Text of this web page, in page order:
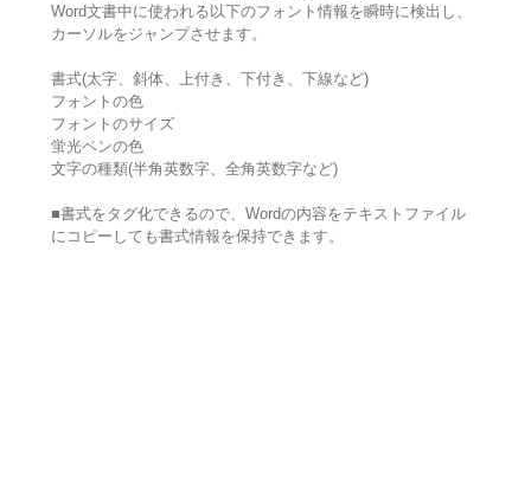
Word文書中に使われる以下のフォント情報を瞬時に検出し、
カーソルをジャンプさせます。
書式(太字、斜体、上付き、下付き、下線など)
フォントの色
フォントのサイズ
蛍光ペンの色
文字の種類(半角英数字、全角英数字など)
■書式をタグ化できるので、Wordの内容をテキストファイル
にコピーしても書式情報を保持できます。